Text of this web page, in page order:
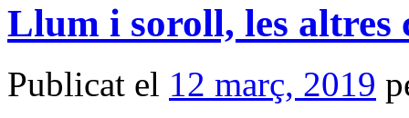
Llum i soroll, les altres
Publicat el 12 març, 2019